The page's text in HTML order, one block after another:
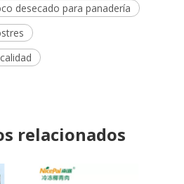
desecado para panadería
relacionados